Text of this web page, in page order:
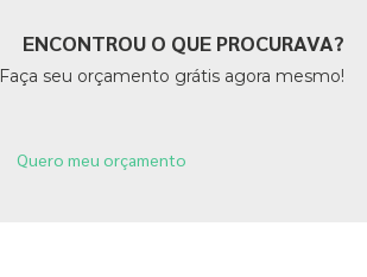
ENCONTROU O QUE PROCURAVA?
Faça seu orçamento grátis agora mesmo!
Quero meu orçamento